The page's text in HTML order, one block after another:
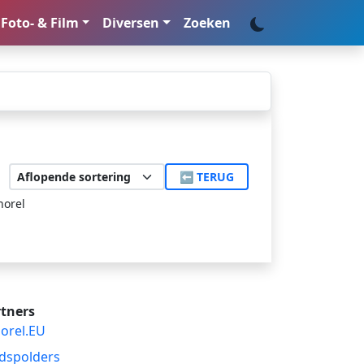
Foto- & Film Diversen Zoeken
⬅ TERUG